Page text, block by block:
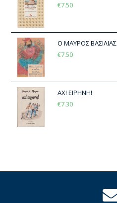
€7.50
Ο ΜΑΥΡΟΣ ΒΑΣΙΛΙΑΣ
€7.50
ΑΧ! ΕΙΡΗΝΗ!
€7.30